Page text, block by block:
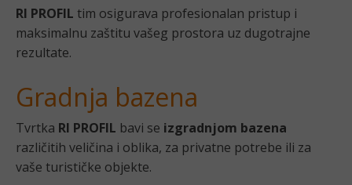
RI PROFIL tim osigurava profesionalan pristup i
maksimalnu zaštitu vašeg prostora uz dugotrajne
rezultate.
Gradnja bazena
Tvrtka RI PROFIL bavi se izgradnjom bazena
različitih veličina i oblika, za privatne potrebe ili za
vaše turističke objekte.